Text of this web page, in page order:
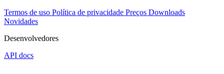
Termos de uso Política de privacidade Preços Downloads
Novidades
Desenvolvedores
API docs